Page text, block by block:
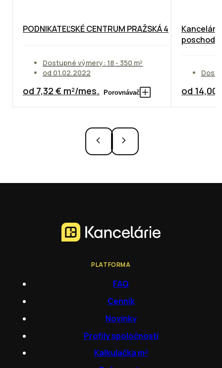
PODNIKATEĽSKÉ CENTRUM PRAŽSKÁ 4
Dostupné výmery: 18 - 350 m²
od 01.02.2022
od 7,32 € m²/mes. Porovnávač
poschodie
od 14,00
PLATFORMA
FAQ
Cenník
Novinky
Profily spoločností
Kalkulačka m²